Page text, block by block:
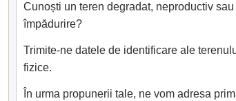
Cunoști un teren degradat, neproductiv
împădurire?
Trimite-ne datele de identificare ale
fizice.
În urma propunerii tale, ne vom adresa